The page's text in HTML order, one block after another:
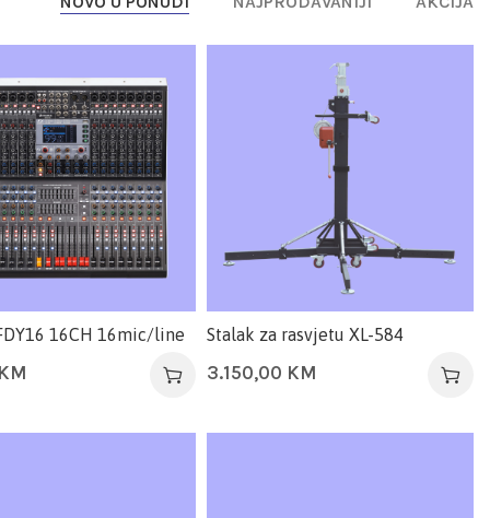
16CH 16mic/line Stalak za rasvjetu XL-584
3.150,00 KM